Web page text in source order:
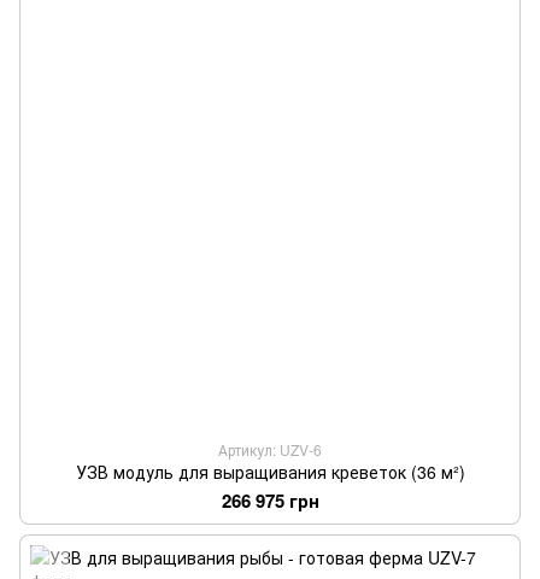
Артикул: UZV-6
УЗВ модуль для выращивания креветок (36 м²)
266 975 грн